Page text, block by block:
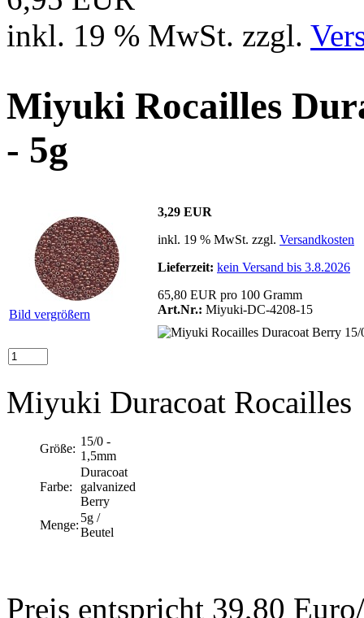
inkl. 19 % MwSt. zzgl.
Miyuki Rocailles
- 5g
Bild vergrößern
3,29 EUR
inkl. 19 % MwSt. zzgl. Versandkosten
Lieferzeit: kein Versand bis 3.8.2026
65,80 EUR pro 100 Gramm
Art.Nr.: Miyuki-DC-4208-15
Miyuki Duracoat Rocailles
Größe:
15/0 -
1,5mm
Farbe:
Duracoat
galvanized
Berry
Menge:
5g /
Beutel
Preis entspricht 39,80